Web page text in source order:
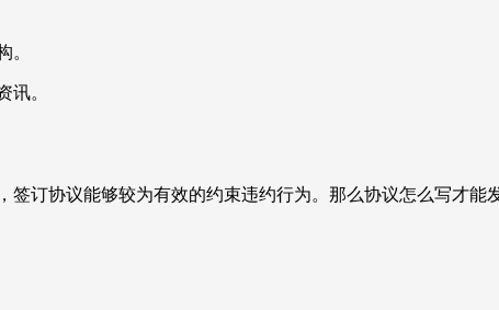
。
讯。
订协议能够较为有效的约束违约行为。那么协议怎么写才